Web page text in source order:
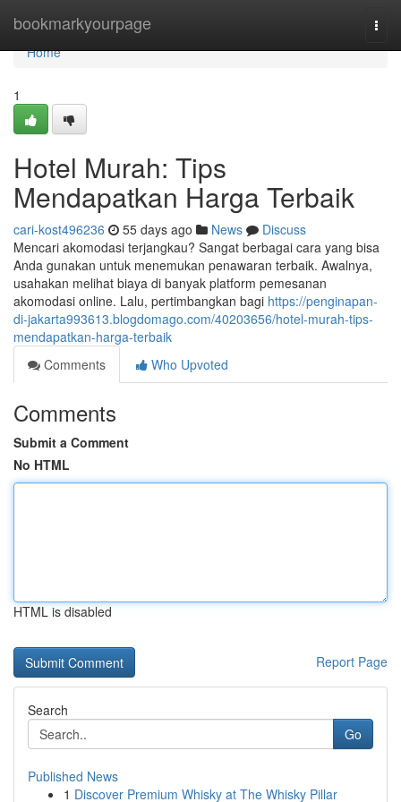
bookmarkyourpage
Home
Home
1
Hotel Murah: Tips
Mendapatkan Harga Terbaik
cari-kost496236 55 days ago News
Discuss
Mencari akomodasi terjangkau? Sangat berbagai cara yang bisa
Anda gunakan untuk menemukan penawaran terbaik. Awalnya,
usahakan melihat biaya di banyak platform pemesanan
akomodasi online. Lalu, pertimbangkan bagi https://penginapan-
di-jakarta993613.blogdomago.com/40203656/hotel-murah-tips-
mendapatkan-harga-terbaik
Comments
Who Upvoted
Comments
Submit a Comment
No HTML
HTML is disabled
Report Page
Search
Go
Published News
1 Discover Premium Whisky at The Whisky Pillar